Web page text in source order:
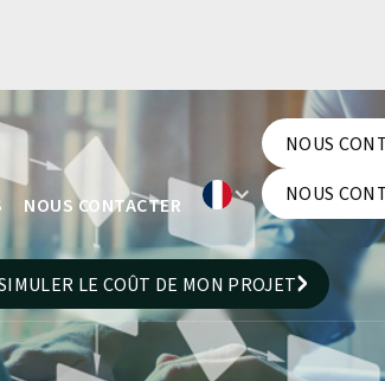
NOUS CONTACTER
NOUS
NOUS
NOUS
LE COÛT DE MON PROJET
LE COÛT DE MON PROJET